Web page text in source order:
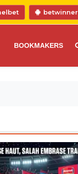
betwinner
BOOKMAKERS